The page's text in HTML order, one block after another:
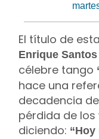
El título de
Enrique
célebre tango
hace una
decadencia
pérdida de
diciendo: